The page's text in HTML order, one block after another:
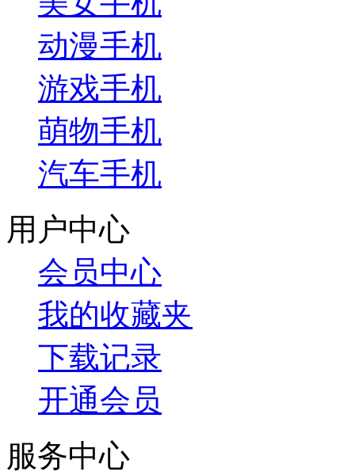
动漫手机
游戏手机
萌物手机
汽车手机
用户中心
会员中心
我的收藏夹
下载记录
开通会员
服务中心